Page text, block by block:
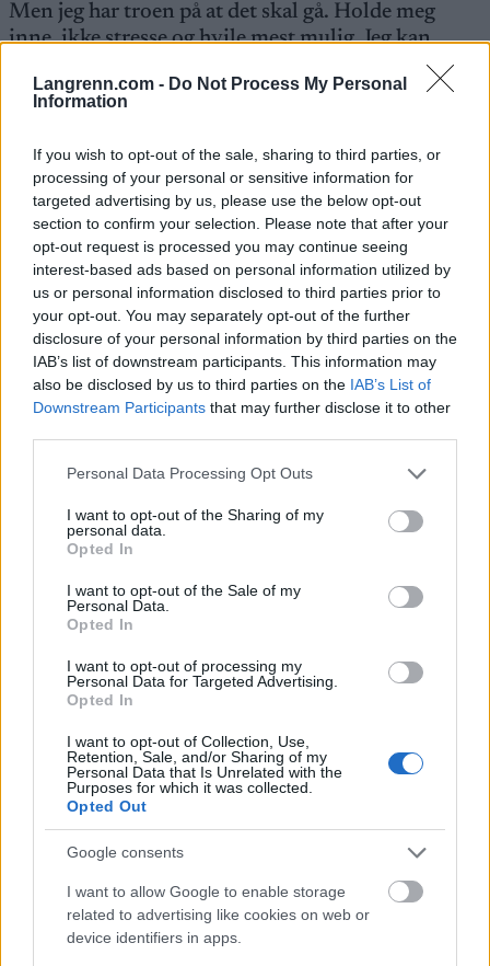
Langrenn.com - Do Not Process My Personal
Information
If you wish to opt-out of the sale, sharing to third parties, or
processing of your personal or sensitive information for
targeted advertising by us, please use the below opt-out
section to confirm your selection. Please note that after your
opt-out request is processed you may continue seeing
interest-based ads based on personal information utilized by
us or personal information disclosed to third parties prior to
your opt-out. You may separately opt-out of the further
disclosure of your personal information by third parties on the
IAB’s list of downstream participants. This information may
also be disclosed by us to third parties on the IAB’s List of
Downstream Participants that may further disclose it to other
Please note that this website/app uses one or more Google
not limited to your visit or usage behaviour. You may click to
grant or deny consent to Google and its third-party tags to
use your data for below specified purposes in below Google
consent section.
Personal Data Processing Opt Outs
I want to opt-out of the Sharing of my
personal data.
Opted In
I want to opt-out of the Sale of my
Personal Data.
Opted In
I want to opt-out of processing my
Personal Data for Targeted Advertising.
Opted In
I want to opt-out of Collection, Use,
Retention, Sale, and/or Sharing of my
Personal Data that Is Unrelated with the
Purposes for which it was collected.
Opted Out
Google consents
I want to allow Google to enable storage
related to advertising like cookies on web or
device identifiers in apps.
Men jeg har troen på at det skal gå. Holde meg
inne, ikke stresse og hvile mest mulig. Jeg kan
rekke det, men det er tvilsomt om jeg får vist hva
jeg er god for.
bli frisk, så begynne å trene, før jeg endelig kan ta
I dag vet jeg ikke hvor lang tid det kan ta.
Meld deg på vårt nyhetsbrev
Meld deg på
MEST LEST
Vrake
verde
nsmes
ter –
disse
skal
gå
OL-
en...
2 Går
for
sjette
strake
OL-
gull –
disse
går
femm
ila for
3 Disse
går
femm
ila for
Norge
OL-
armen
e hans
bekre
kjære
ster
5